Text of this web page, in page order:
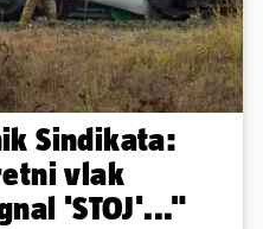
Sindikata:
vlak
'STOJ'..."